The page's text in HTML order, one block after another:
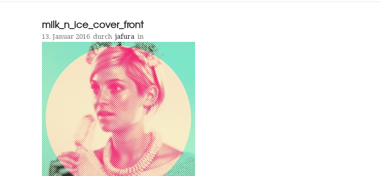
milk_n_ice_cover_front
13. Januar 2016 durch jafura in